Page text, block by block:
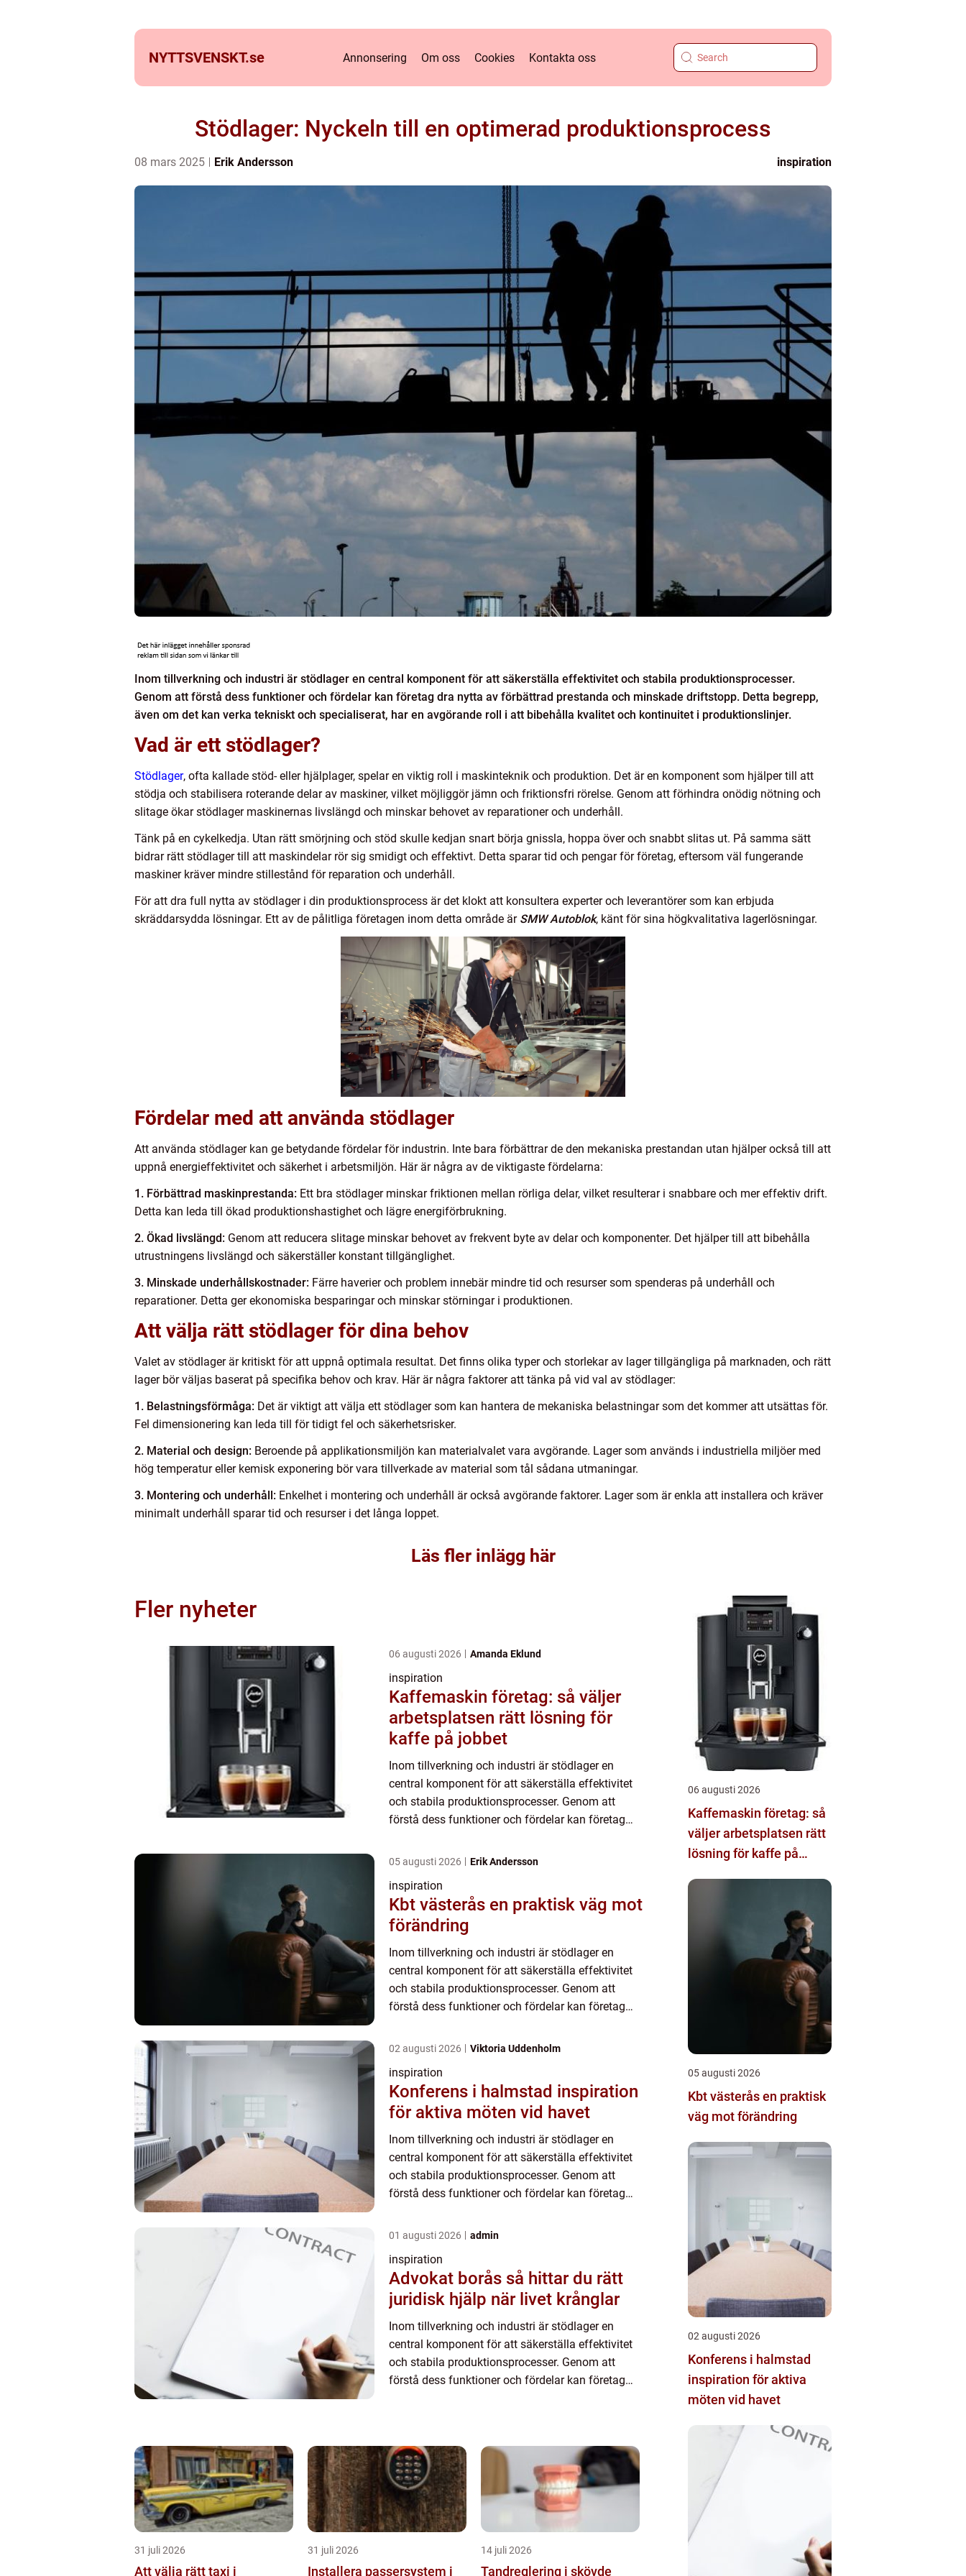
NYTTSVENSKT.se Annonsering Om oss Cookies Kontakta oss
Stödlager: Nyckeln till en optimerad produktionsprocess
08 mars 2025 Erik Andersson inspiration
Inom tillverkning och industri är stödlager en central komponent för att säkerställa effektivitet och stabila produktionsprocesser.
Genom att förstå dess funktioner och fördelar kan företag dra nytta av förbättrad prestanda och minskade driftstopp. Detta begrepp,
även om det kan verka tekniskt och specialiserat, har en avgörande roll i att bibehålla kvalitet och kontinuitet i produktionslinjer.
Vad är ett stödlager?
Stödlager, ofta kallade stöd- eller hjälplager, spelar en viktig roll i maskinteknik och produktion. Det är en komponent som hjälper till att
stödja och stabilisera roterande delar av maskiner, vilket möjliggör jämn och friktionsfri rörelse. Genom att förhindra onödig nötning och
slitage ökar stödlager maskinernas livslängd och minskar behovet av reparationer och underhåll.
Tänk på en cykelkedja. Utan rätt smörjning och stöd skulle kedjan snart börja gnissla, hoppa över och snabbt slitas ut. På samma sätt
bidrar rätt stödlager till att maskindelar rör sig smidigt och effektivt. Detta sparar tid och pengar för företag, eftersom väl fungerande
maskiner kräver mindre stillestånd för reparation och underhåll.
För att dra full nytta av stödlager i din produktionsprocess är det klokt att konsultera experter och leverantörer som kan erbjuda
skräddarsydda lösningar. Ett av de pålitliga företagen inom detta område är SMW Autoblok, känt för sina högkvalitativa lagerlösningar.
Fördelar med att använda stödlager
Att använda stödlager kan ge betydande fördelar för industrin. Inte bara förbättrar de den mekaniska prestandan utan hjälper också till att
uppnå energieffektivitet och säkerhet i arbetsmiljön. Här är några av de viktigaste fördelarna:
1. Förbättrad maskinprestanda: Ett bra stödlager minskar friktionen mellan rörliga delar, vilket resulterar i snabbare och mer effektiv drift.
Detta kan leda till ökad produktionshastighet och lägre energiförbrukning.
2. Ökad livslängd: Genom att reducera slitage minskar behovet av frekvent byte av delar och komponenter. Det hjälper till att bibehålla
utrustningens livslängd och säkerställer konstant tillgänglighet.
3. Minskade underhållskostnader: Färre haverier och problem innebär mindre tid och resurser som spenderas på underhåll och
reparationer. Detta ger ekonomiska besparingar och minskar störningar i produktionen.
Att välja rätt stödlager för dina behov
Valet av stödlager är kritiskt för att uppnå optimala resultat. Det finns olika typer och storlekar av lager tillgängliga på marknaden, och rätt
lager bör väljas baserat på specifika behov och krav. Här är några faktorer att tänka på vid val av stödlager:
1. Belastningsförmåga: Det är viktigt att välja ett stödlager som kan hantera de mekaniska belastningar som det kommer att utsättas för.
Fel dimensionering kan leda till för tidigt fel och säkerhetsrisker.
2. Material och design: Beroende på applikationsmiljön kan materialvalet vara avgörande. Lager som används i industriella miljöer med
hög temperatur eller kemisk exponering bör vara tillverkade av material som tål sådana utmaningar.
3. Montering och underhåll: Enkelhet i montering och underhåll är också avgörande faktorer. Lager som är enkla att installera och kräver
minimalt underhåll sparar tid och resurser i det långa loppet.
Läs fler inlägg här
Fler nyheter
06 augusti 2026 Amanda Eklund
inspiration
Kaffemaskin företag: så väljer
arbetsplatsen rätt lösning för
kaffe på jobbet
Inom tillverkning och industri är stödlager en
central komponent för att säkerställa effektivitet
och stabila produktionsprocesser. Genom att
förstå dess funktioner och fördelar kan företag
05 augusti 2026 Erik Andersson
inspiration
Kbt västerås en praktisk väg mot
förändring
Inom tillverkning och industri är stödlager en
central komponent för att säkerställa effektivitet
och stabila produktionsprocesser. Genom att
förstå dess funktioner och fördelar kan företag
02 augusti 2026 Viktoria Uddenholm
inspiration
Konferens i halmstad inspiration
för aktiva möten vid havet
Inom tillverkning och industri är stödlager en
central komponent för att säkerställa effektivitet
och stabila produktionsprocesser. Genom att
förstå dess funktioner och fördelar kan företag
01 augusti 2026 admin
inspiration
Advokat borås så hittar du rätt
juridisk hjälp när livet krånglar
Inom tillverkning och industri är stödlager en
central komponent för att säkerställa effektivitet
och stabila produktionsprocesser. Genom att
förstå dess funktioner och fördelar kan företag
31 juli 2026
Att välja rätt taxi i
31 juli 2026
Installera passersystem i
14 juli 2026
Tandreglering i skövde
06 augusti 2026
Kaffemaskin företag: så
väljer arbetsplatsen rätt
lösning för kaffe på
05 augusti 2026
Kbt västerås en praktisk
väg mot förändring
02 augusti 2026
Konferens i halmstad
inspiration för aktiva
möten vid havet